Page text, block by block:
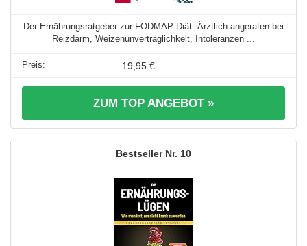
Der Ernährungsratgeber zur FODMAP-Diät: Ärztlich angeraten bei
Reizdarm, Weizenunverträglichkeit, Intoleranzen ...
19,95 €
ZUM TOP ANGEBOT »
10